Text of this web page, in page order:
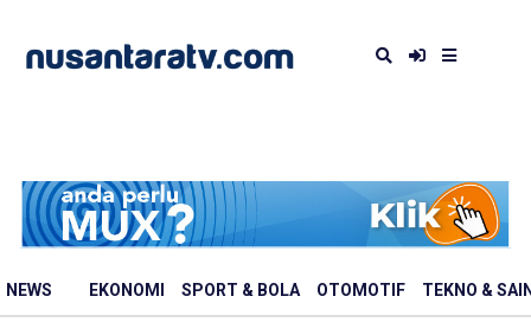
NEWS EKONOMI SPORT & BOLA OTOMOTIF TEKNO &